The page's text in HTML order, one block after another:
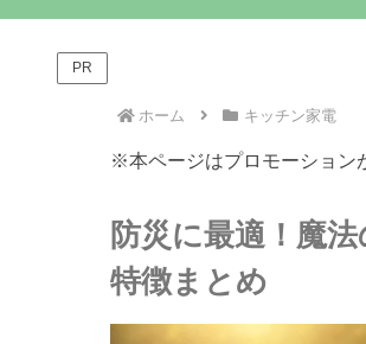
PR
ホーム キッチン家電
※本ページはプロモーション
防災に最適！魔
特徴まとめ